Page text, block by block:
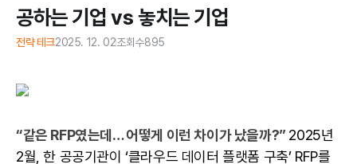
공하는 기업 vs 놓치는 기업
전략 테크2025. 12. 02조회수895
“같은 RFP였는데… 어떻게 이런 차이가 났을까?” 2025년
2월, 한 공공기관이 ‘클라우드 데이터 플랫폼 구축’ RFP를